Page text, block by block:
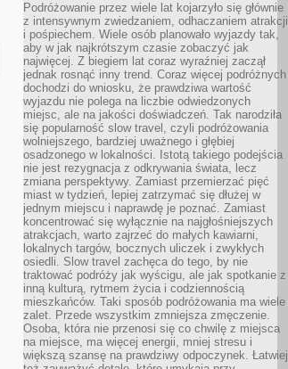
Podróżowanie przez wiele lat kojarzyło się głównie
z intensywnym zwiedzaniem, odhaczaniem atrakcji
i pośpiechem. Wiele osób planowało wyjazdy tak,
aby w jak najkrótszym czasie zobaczyć jak
najwięcej. Z biegiem lat coraz wyraźniej zaczął
jednak rosnąć inny trend. Coraz więcej podróżnych
dochodzi do wniosku, że prawdziwa wartość
wyjazdu nie polega na liczbie odwiedzonych
miejsc, ale na jakości doświadczeń. Tak narodziła
się popularność slow travel, czyli podróżowania
wolniejszego, bardziej uważnego i głębiej
osadzonego w lokalności. Istotą takiego podejścia
nie jest rezygnacja z odkrywania świata, lecz
zmiana perspektywy. Zamiast przemierzać pięć
miast w tydzień, lepiej zatrzymać się dłużej w
jednym miejscu i naprawdę je poznać. Zamiast
koncentrować się wyłącznie na najgłośniejszych
atrakcjach, warto zajrzeć do małych kawiarni,
lokalnych targów, bocznych uliczek i zwykłych
osiedli. Slow travel zachęca do tego, by nie
traktować podróży jak wyścigu, ale jak spotkanie z
inną kulturą, rytmem życia i codziennością
mieszkańców. Taki sposób podróżowania ma wiele
zalet. Przede wszystkim zmniejsza zmęczenie.
Osoba, która nie przenosi się co chwilę z miejsca
na miejsce, ma więcej energii, mniej stresu i
większą szansę na prawdziwy odpoczynek. Łatwiej